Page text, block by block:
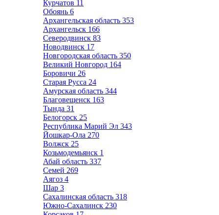
Курчатов 11
Обоянь 6
Архангельская область 353
Архангельск 166
Северодвинск 83
Новодвинск 17
Новгородская область 350
Великий Новгород 164
Боровичи 26
Старая Русса 24
Амурская область 344
Благовещенск 163
Тында 31
Белогорск 25
Республика Марий Эл 343
Йошкар-Ола 270
Волжск 25
Козьмодемьянск 1
Абай область 337
Семей 269
Аягоз 4
Шар 3
Сахалинская область 318
Южно-Сахалинск 230